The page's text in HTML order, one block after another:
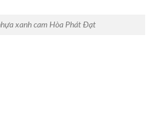
xanh cam Hòa Phát Đạt